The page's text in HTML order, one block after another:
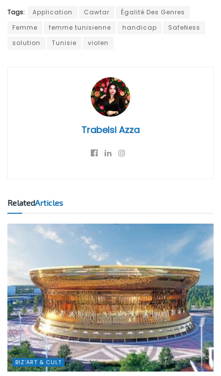
Tags: Application Cawtar
Égalité Des Genres
Femme
femme tunisienne handicap
SafeNess
solution
Tunisie violen
Trabelsi Azza
RelatedArticles
BIZ'ART & CULT